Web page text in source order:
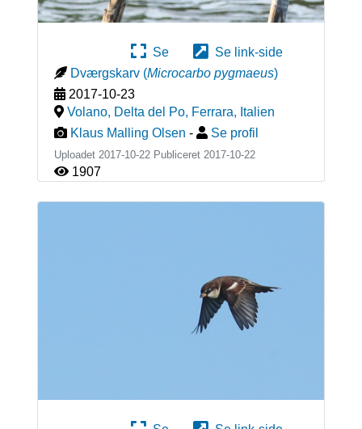
Se
Se link-side
Dværgskarv (Microcarbo pygmaeus)
2017-10-23
Volano, Delta del Po, Ferrara, Italien
Klaus Malling Olsen - Se profil
Uploadet 2017-10-22 Publiceret 2017-10-22
1907